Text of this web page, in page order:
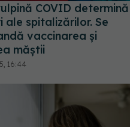
COVID determină
ale spitalizărilor. Se
vaccinarea și
măștii
16:44